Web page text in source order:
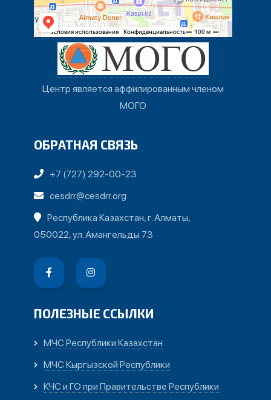
Центр является аффилированным членом
МОГО
ОБРАТНАЯ СВЯЗЬ
+7 (727) 292-00-23
cesdrr@cesdrr.org
Республика Казахстан, г. Алматы,
050022, ул. Амангельды 73
ПОЛЕЗНЫЕ ССЫЛКИ
МЧС Республики Казахстан
МЧС Кыргызской Республики
КЧС и ГО при Правительстве Республики